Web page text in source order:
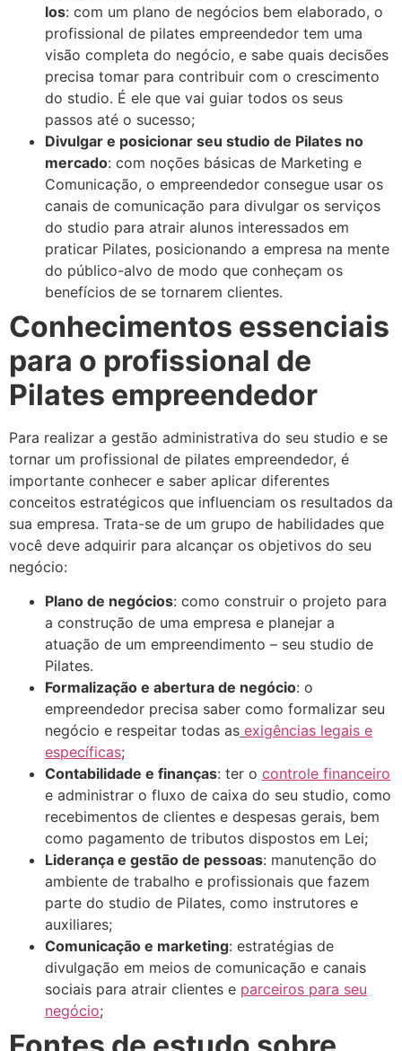
los: com um plano de negócios bem elaborado, o
profissional de pilates empreendedor tem uma
visão completa do negócio, e sabe quais decisões
precisa tomar para contribuir com o crescimento
do studio. É ele que vai guiar todos os seus
passos até o sucesso;
Divulgar e posicionar seu studio de Pilates no
mercado: com noções básicas de Marketing e
Comunicação, o empreendedor consegue usar os
canais de comunicação para divulgar os serviços
do studio para atrair alunos interessados em
praticar Pilates, posicionando a empresa na mente
do público-alvo de modo que conheçam os
benefícios de se tornarem clientes.
Conhecimentos essenciais
para o profissional de
Pilates empreendedor
Para realizar a gestão administrativa do seu studio e se
tornar um profissional de pilates empreendedor, é
importante conhecer e saber aplicar diferentes
conceitos estratégicos que influenciam os resultados da
sua empresa. Trata-se de um grupo de habilidades que
você deve adquirir para alcançar os objetivos do seu
negócio:
Plano de negócios: como construir o projeto para
a construção de uma empresa e planejar a
atuação de um empreendimento – seu studio de
Pilates.
Formalização e abertura de negócio: o
empreendedor precisa saber como formalizar seu
negócio e respeitar todas as exigências legais e
específicas;
Contabilidade e finanças: ter o controle financeiro
e administrar o fluxo de caixa do seu studio, como
recebimentos de clientes e despesas gerais, bem
como pagamento de tributos dispostos em Lei;
Liderança e gestão de pessoas: manutenção do
ambiente de trabalho e profissionais que fazem
parte do studio de Pilates, como instrutores e
auxiliares;
Comunicação e marketing: estratégias de
divulgação em meios de comunicação e canais
sociais para atrair clientes e parceiros para seu
negócio;